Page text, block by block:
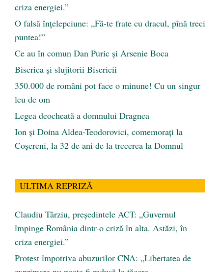
criza energiei.”
O falsă înțelepciune: „Fă-te frate cu dracul, pînă treci
puntea!”
Ce au în comun Dan Puric şi Arsenie Boca
Biserica și slujitorii Bisericii
350.000 de români pot face o minune! Cu un singur
leu de om
Legea deocheată a domnului Dragnea
Ion și Doina Aldea-Teodorovici, comemorați la
Coșereni, la 32 de ani de la trecerea la Domnul
ULTIMA REPRIZĂ
Claudiu Târziu, președintele ACT: „Guvernul
împinge România dintr-o criză în alta. Astăzi, în
criza energiei.”
Protest împotriva abuzurilor CNA: „Libertatea de